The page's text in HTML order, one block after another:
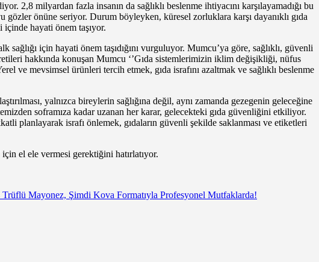
2,8 milyardan fazla insanın da sağlıklı beslenme ihtiyacını karşılayamadığı bu
önüne seriyor. Durum böyleyken, küresel zorluklara karşı dayanıklı gıda
hayati önem taşıyor.
için hayati önem taşıdığını vurguluyor. Mumcu’ya göre, sağlıklı, güvenli
hakkında konuşan Mumcu ‘’Gıda sistemlerimizin iklim değişikliği, nüfus
ve mevsimsel ürünleri tercih etmek, gıda israfını azaltmak ve sağlıklı beslenme
yalnızca bireylerin sağlığına değil, aynı zamanda gezegenin geleceğine
soframıza kadar uzanan her karar, gelecekteki gıda güvenliğini etkiliyor.
planlayarak israfı önlemek, gıdaların güvenli şekilde saklanması ve etiketleri
el ele vermesi gerektiğini hatırlatıyor.
Trüflü Mayonez, Şimdi Kova Formatıyla Profesyonel Mutfaklarda!